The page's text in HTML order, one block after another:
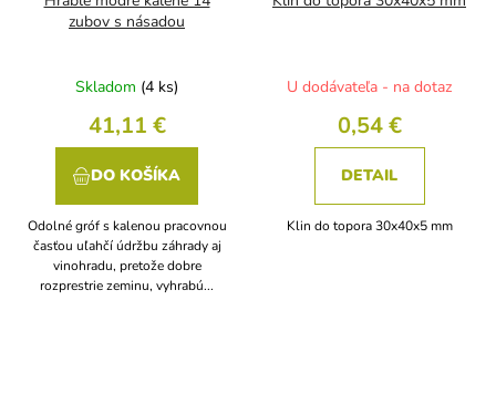
zubov s násadou
Skladom (4 ks)
41,11 €
DO KOŠÍKA
Odolné gróf s kalenou pracovnou
časťou uľahčí údržbu záhrady aj
vinohradu, pretože dobre
rozprestrie zeminu, vyhrabú...
U dodávateľa - na dotaz
0,54 €
DETAIL
Klin do topora 30x40x5 mm